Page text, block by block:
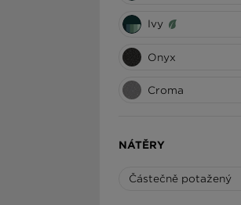
Ivy
Onyx
Croma
NÁTĚRY
Částečně potažený